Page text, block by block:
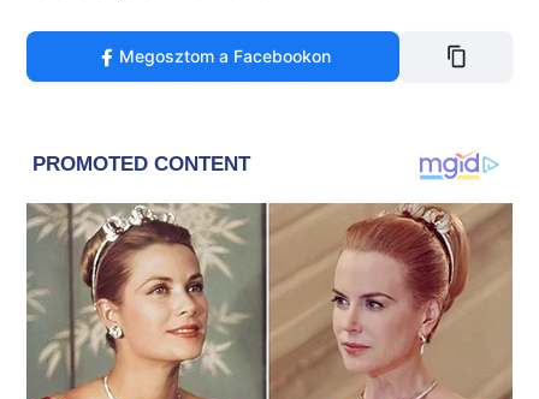
Megosztom a Facebookon